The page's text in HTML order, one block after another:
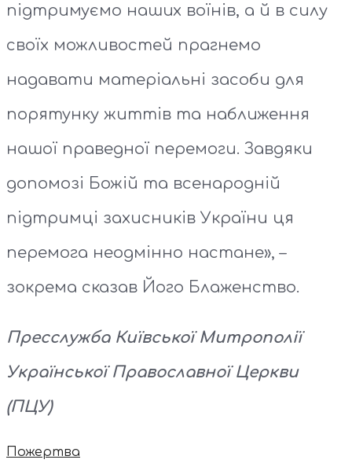
підтримуємо наших воїнів, а й в силу
своїх можливостей прагнемо
надавати матеріальні засоби для
порятунку життів та наближення
нашої праведної перемоги. Завдяки
допомозі Божій та всенародній
підтримці захисників України ця
перемога неодмінно настане», –
зокрема сказав Його Блаженство.
Пресслужба Київської Митрополії
Української Православної Церкви
(ПЦУ)
Пожертва